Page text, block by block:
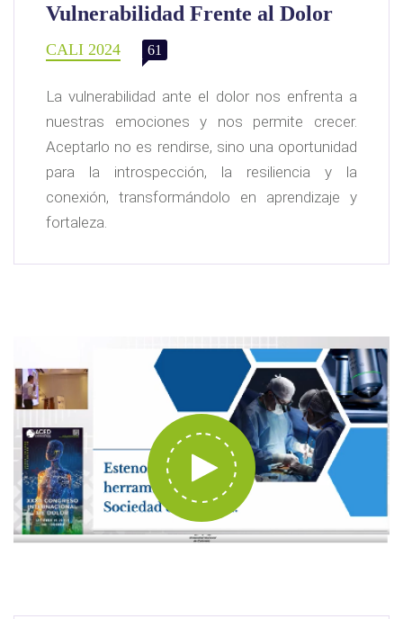
Vulnerabilidad Frente al Dolor
CALI 2024 61
La vulnerabilidad ante el dolor nos enfrenta a
nuestras emociones y nos permite crecer.
Aceptarlo no es rendirse, sino una oportunidad
para la introspección, la resiliencia y la
conexión, transformándolo en aprendizaje y
fortaleza.